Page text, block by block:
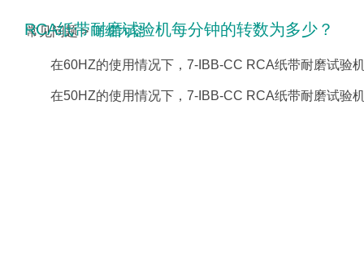
常见问题>详细内容
RCA纸带耐磨试验机每分钟的转数为多少？
在60HZ的使用情况下，7-IBB-CC RCA纸带耐磨试验
在50HZ的使用情况下，7-IBB-CC RCA纸带耐磨试验